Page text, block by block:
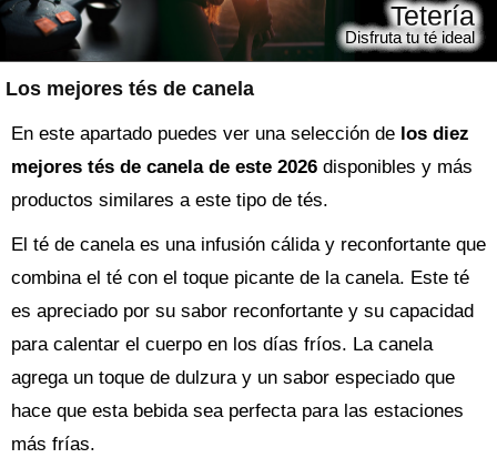
Los mejores tés de canela
Tetería
Disfruta tu té ideal
En este apartado puedes ver una selección de los diez
mejores tés de canela de este 2026 disponibles y más
productos similares a este tipo de tés.
El té de canela es una infusión cálida y reconfortante que
combina el té con el toque picante de la canela. Este té
es apreciado por su sabor reconfortante y su capacidad
para calentar el cuerpo en los días fríos. La canela
agrega un toque de dulzura y un sabor especiado que
hace que esta bebida sea perfecta para las estaciones
más frías.